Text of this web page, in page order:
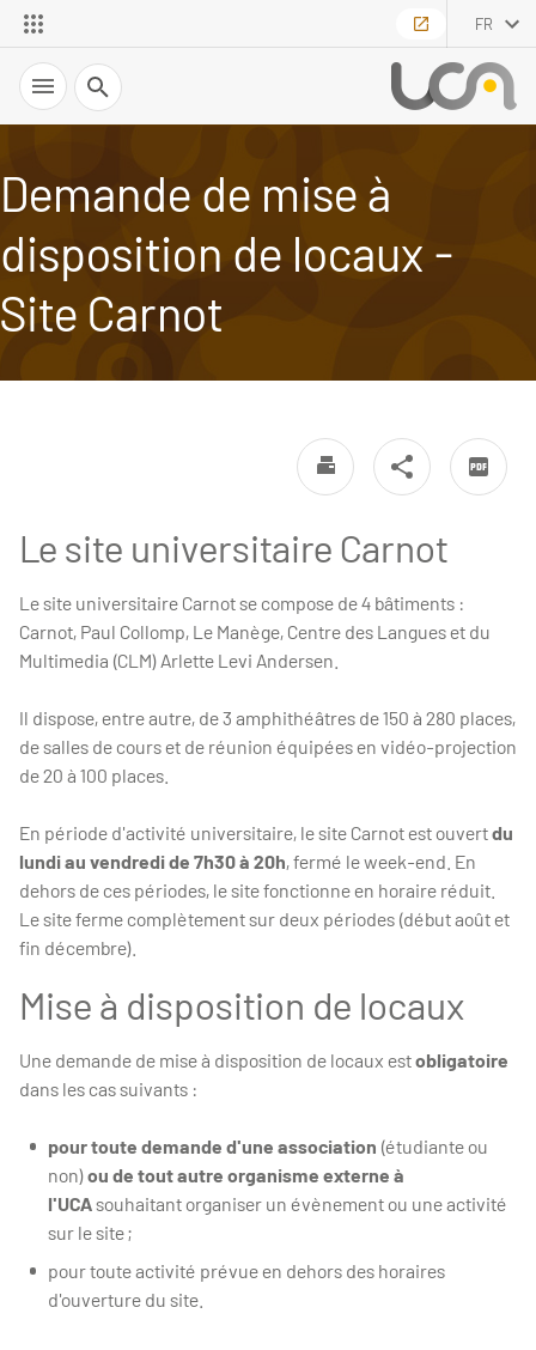
FR
Recherche
Demande de mise à
disposition de locaux -
Site Carnot
Le site universitaire Carnot
Le site universitaire Carnot se compose de 4 bâtiments :
Carnot, Paul Collomp, Le Manège, Centre des Langues et du
Multimedia (CLM) Arlette Levi Andersen.
Il dispose, entre autre, de 3 amphithéâtres de 150 à 280 places,
de salles de cours et de réunion équipées en vidéo-projection
de 20 à 100 places.
En période d'activité universitaire, le site Carnot est ouvertdu
lundi au vendredi de 7h30 à 20h, fermé le week-end. En
dehors de ces périodes, le site fonctionne en horaire réduit.
Le site ferme complètement sur deux périodes (début août et
fin décembre).
Mise à disposition de locaux
Une demande de mise à disposition de locaux estobligatoire
dans les cas suivants :
pour toute demande d'une association (étudiante ou
non)ou de tout autre organisme externe à
l'UCAsouhaitant organiser un évènement ou une activité
sur le site ;
pour toute activité prévue en dehors des horaires
d'ouverture du site.